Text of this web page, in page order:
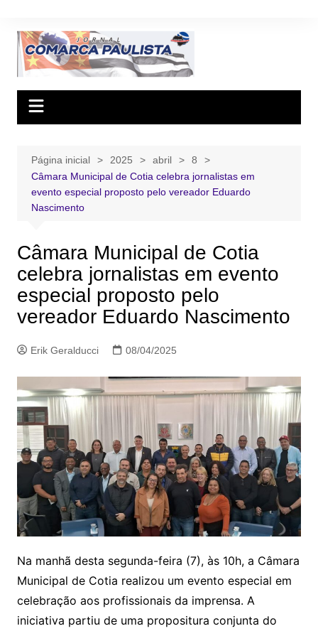
conteúdo
Página inicial 2025 abril
8
Câmara Municipal de Cotia celebra jornalistas em
evento especial proposto pelo vereador Eduardo
Nascimento
Câmara Municipal de Cotia
celebra jornalistas em evento
especial proposto pelo
vereador Eduardo Nascimento
Erik Geralducci 08/04/2025
Na manhã desta segunda-feira (7), às 10h, a Câmara
Municipal de Cotia realizou um evento especial em
celebração aos profissionais da imprensa. A
iniciativa partiu de uma propositura conjunta do